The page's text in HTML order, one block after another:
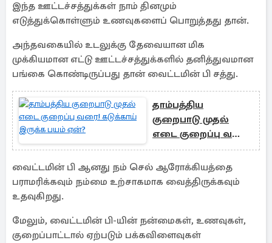
இந்த ஊட்டச்சத்துக்கள் நாம் தினமும்
எடுத்துக்கொள்ளும் உணவுகளைப் பொறுத்தது தான்.
அந்தவகையில் உடலுக்கு தேவையான மிக
முக்கியமான எட்டு ஊட்டச்சத்துக்களில் தனித்துவமான
பங்கை கொண்டிருப்பது தான் வைட்டமின் பி சத்து.
தாம்பத்திய
குறைபாடு முதல்
எடை குறைப்பு வரை!
கடுக்காய் இருக்க
பயம் ஏன்?
வைட்டமின் பி ஆனது நம் செல் ஆரோக்கியத்தை
பராமரிக்கவும் நம்மை உற்சாகமாக வைத்திருக்கவும்
உதவுகிறது.
மேலும், வைட்டமின் பி-யின் நன்மைகள், உணவுகள்,
குறைப்பாட்டால் ஏற்படும் பக்கவிளைவுகள்